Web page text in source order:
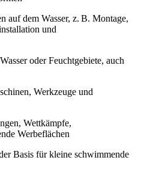
auf dem Wasser, z. B. Montage,
und
oder Feuchtgebiete, auch
Werkzeuge und
Wettkämpfe,
Werbeflächen
Basis für kleine schwimmende